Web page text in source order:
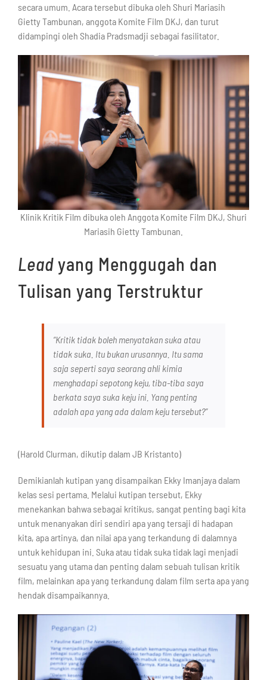
secara umum. Acara tersebut dibuka oleh Shuri Mariasih
Gietty Tambunan, anggota Komite Film DKJ, dan turut
didampingi oleh Shadia Pradsmadji sebagai fasilitator.
Klinik Kritik Film dibuka oleh Anggota Komite Film DKJ, Shuri
Mariasih Gietty Tambunan.
Leadyang Menggugah dan
Tulisan yang Terstruktur
“Kritik tidak boleh menyatakan suka atau
tidak suka. Itu bukan urusannya. Itu sama
saja seperti saya seorang ahli kimia
menghadapi sepotong keju, tiba-tiba saya
berkata saya suka keju ini. Yang penting
adalah apa yang ada dalam keju tersebut?”
(Harold Clurman, dikutip dalam JB Kristanto)
Demikianlah kutipan yang disampaikan Ekky Imanjaya dalam
kelas sesi pertama. Melalui kutipan tersebut, Ekky
menekankan bahwa sebagai kritikus, sangat penting bagi kita
untuk menanyakan diri sendiri apa yang tersaji di hadapan
kita, apa artinya, dan nilai apa yang terkandung di dalamnya
untuk kehidupan ini. Suka atau tidak suka tidak lagi menjadi
sesuatu yang utama dan penting dalam sebuah tulisan kritik
film, melainkan apa yang terkandung dalam film serta apa yang
hendak disampaikannya.